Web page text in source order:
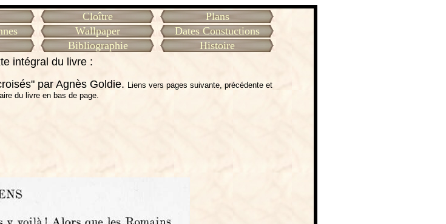
Cloître
Plans
Wallpaper
Dates Constuctions
Bibliographie
Histoire
intégral du livre :
par Agnès Goldie. Liens vers pages suivante, précédente et
du livre en bas de page.